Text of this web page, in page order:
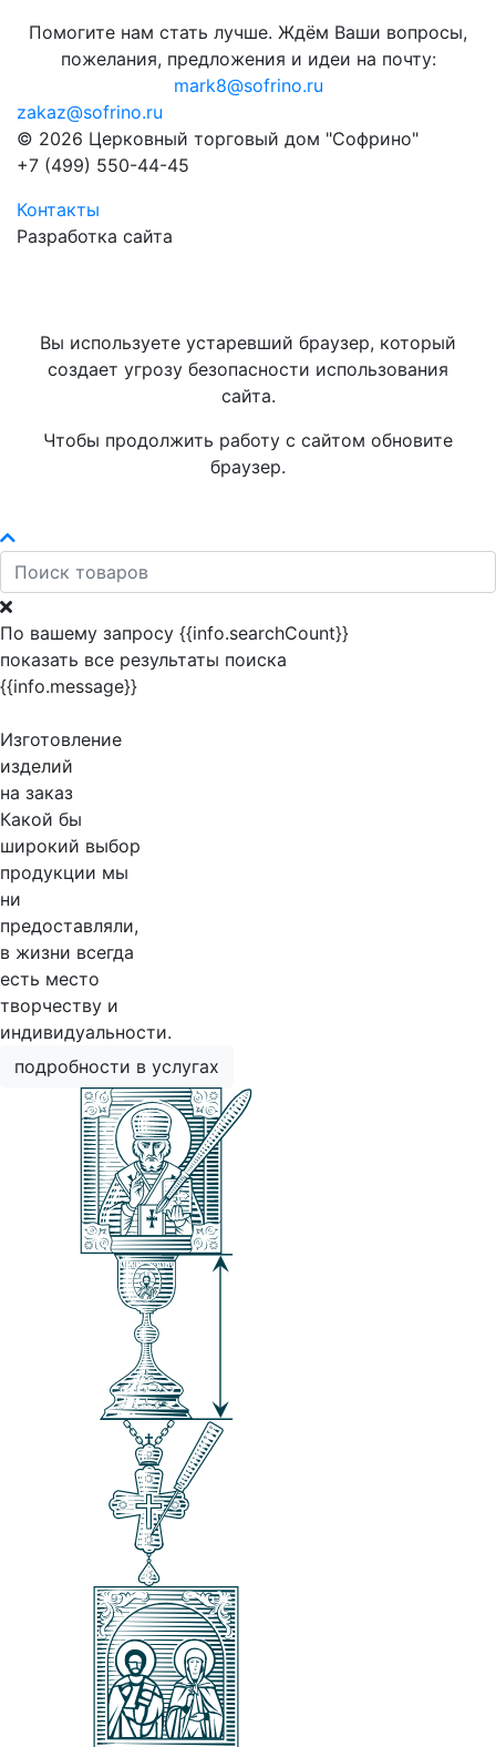
Помогите нам стать лучше. Ждём Ваши вопросы,
пожелания, предложения и идеи на почту:
mark8@sofrino.ru
zakaz@sofrino.ru
© 2026 Церковный торговый дом "Софрино"
+7 (499) 550-44-45
Контакты
Разработка сайта
Вы используете устаревший браузер, который
создает угрозу безопасности использования
сайта.
Чтобы продолжить работу с сайтом обновите
браузер.
По вашему запросу {{info.searchCount}}
показать все результаты поиска
{{info.message}}
Изготовление
изделий
на заказ
Какой бы
широкий выбор
продукции мы
ни
предоставляли,
в жизни всегда
есть место
творчеству и
индивидуальности.
подробности в услугах